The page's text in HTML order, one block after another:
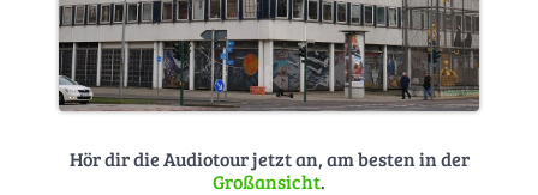
Hör dir die Audiotour jetzt an, am besten in der
Großansicht.